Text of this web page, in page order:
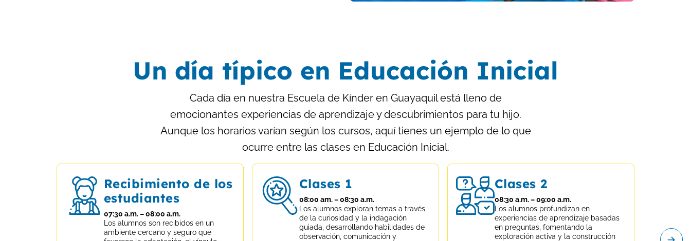
Un día típico en Educación Inicial
Cada día en nuestra Escuela de Kínder en Guayaquil está lleno de
emocionantes experiencias de aprendizaje y descubrimientos para tu hijo.
Aunque los horarios varían según los cursos, aquí tienes un ejemplo de lo que
ocurre entre las clases en Educación Inicial.
Recibimiento de los
estudiantes
07:30 a.m. – 08:00 a.m.
Los alumnos son recibidos en un
ambiente cercano y seguro que
Clases 1
08:00 am. – 08:30 a.m.
Los alumnos exploran temas a través
de la curiosidad y la indagación
guiada, desarrollando habilidades de
observación, comunicación y
Clases 2
08:30 a.m. – 09:00 a.m.
Los alumnos profundizan en
experiencias de aprendizaje basadas
en preguntas, fomentando la
exploración activa y la construcción